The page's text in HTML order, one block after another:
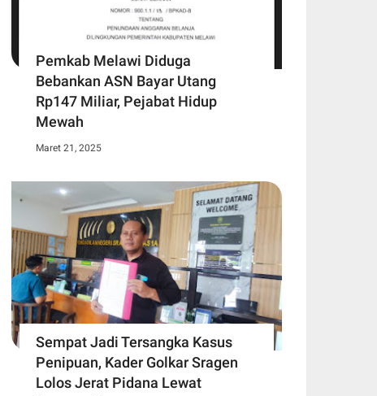
Pemkab Melawi Diduga
Bebankan ASN Bayar Utang
Rp147 Miliar, Pejabat Hidup
Mewah
Maret 21, 2025
Sempat Jadi Tersangka Kasus
Penipuan, Kader Golkar Sragen
Lolos Jerat Pidana Lewat